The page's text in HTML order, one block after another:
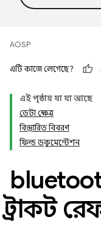
AOSP
এটি কাজে লেগেছে?
এই পৃষ্ঠায় যা যা আছে
ডেটা ক্ষেত্র
বিস্তারিত বিবরণ
ফিল্ড ডকুমেন্টেশন
স্ট্রাকট